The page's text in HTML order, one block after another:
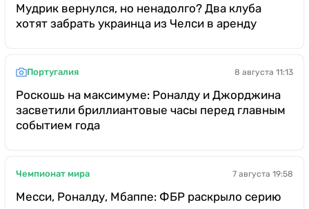
Мудрик вернулся, но ненадолго? Два клуба
хотят забрать украинца из Челси в аренду
Португалия 8 августа 11:13
Роскошь на максимуме: Роналду и Джорджина
засветили бриллиантовые часы перед главным
событием года
Чемпионат мира 7 августа 19:58
Месси, Роналду, Мбаппе: ФБР раскрыло серию